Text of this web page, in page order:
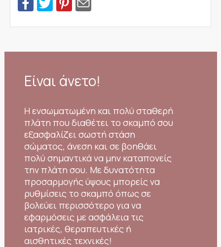
Είναι άνετο!
H ενσωματωμένη και πολύ σταθερή
πλάτη που διαθέτει το σκαμπό σου
εξασφαλίζει σωστή στάση
σώματος, άνεση και σε βοηθάει
πολύ σημαντικά να μην καταπονείς
την πλάτη σου. Με δυνατότητα
προσαρμογής ύψους μπορείς να
ρυθμίσεις το σκαμπό όπως σε
βολεύει περισσότερο για να
εφαρμόσεις με ασφάλεια τις
ιατρικές, θεραπευτικές ή
αισθητικές τεχνικές!